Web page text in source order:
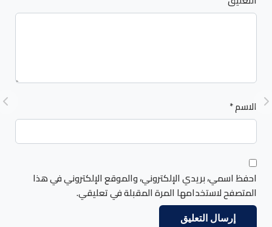
الاسم*
احفظ اسمي، بريدي الإلكتروني، والموقع الإلكتروني في هذا
المتصفح لاستخدامها المرة المقبلة في تعليقي.